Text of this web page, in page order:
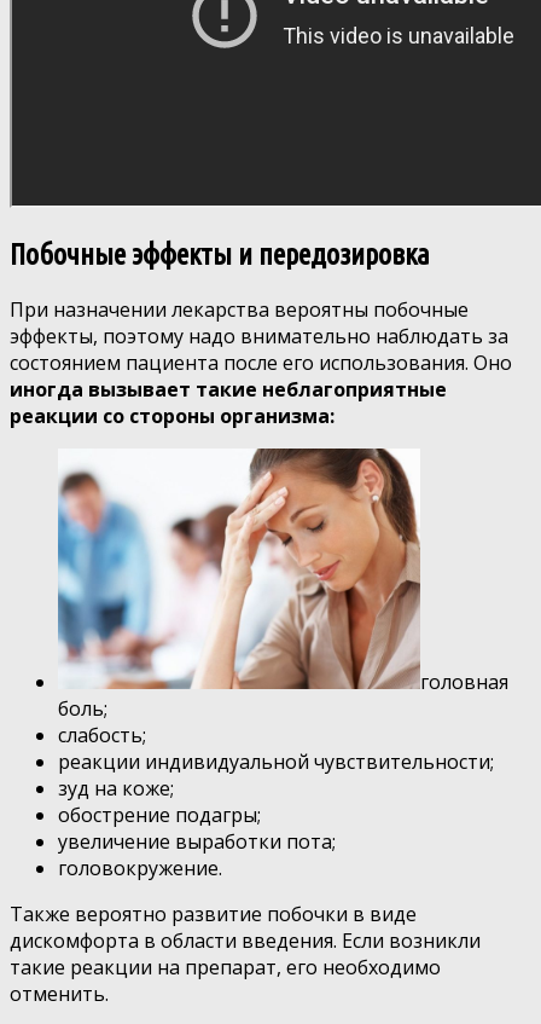
Побочные эффекты и передозировка
При назначении лекарства вероятны побочные
эффекты, поэтому надо внимательно наблюдать за
состоянием пациента после его использования. Оно
иногда вызывает такие неблагоприятные
реакции со стороны организма:
головная
боль;
слабость;
реакции индивидуальной чувствительности;
зуд на коже;
обострение подагры;
увеличение выработки пота;
головокружение.
Также вероятно развитие побочки в виде
дискомфорта в области введения. Если возникли
такие реакции на препарат, его необходимо
отменить.